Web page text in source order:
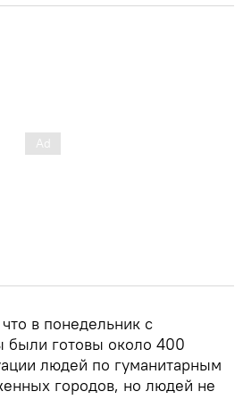
в понедельник с
были готовы около 400
людей по гуманитарным
городов, но людей не